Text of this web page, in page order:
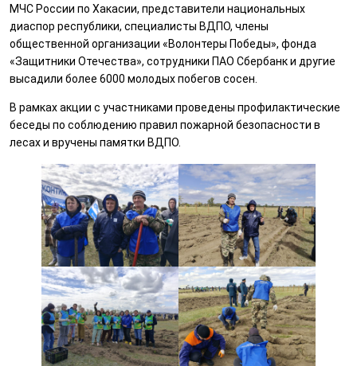
МЧС России по Хакасии, представители национальных
диаспор республики, специалисты ВДПО, члены
общественной организации «Волонтеры Победы», фонда
«Защитники Отечества», сотрудники ПАО Сбербанк и другие
высадили более 6000 молодых побегов сосен.
В рамках акции с участниками проведены профилактические
беседы по соблюдению правил пожарной безопасности в
лесах и вручены памятки ВДПО.